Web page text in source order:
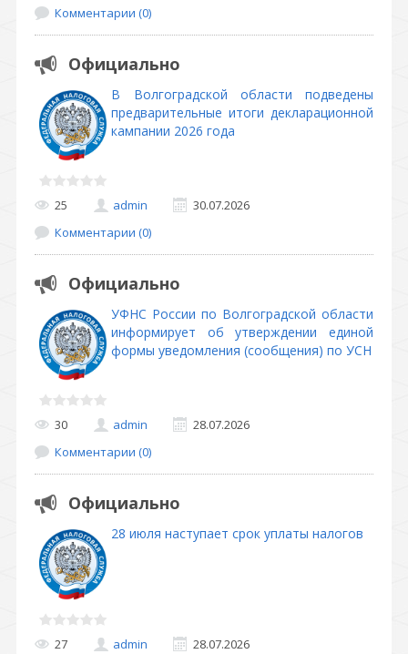
Комментарии (0)
Официально
В Волгоградской области подведены
предварительные итоги декларационной
кампании 2026 года
25 admin
30.07.2026
Комментарии (0)
Официально
УФНС России по Волгоградской области
информирует об утверждении единой
формы уведомления (сообщения) по УСН
30 admin
28.07.2026
Комментарии (0)
Официально
28 июля наступает срок уплаты налогов
27 admin
28.07.2026